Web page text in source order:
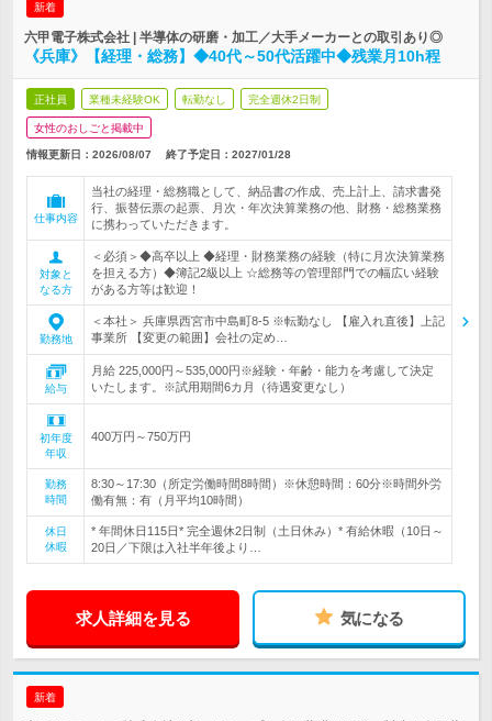
新着
六甲電子株式会社 | 半導体の研磨・加工／大手メーカーとの取引あり◎
《兵庫》【経理・総務】◆40代～50代活躍中◆残業月10h程
正社員 業種未経験OK 転勤なし 完全週休2日制
女性のおしごと掲載中
情報更新日：2026/08/07 終了予定日： 2027/01/28
仕事内容
当社の経理・総務職として、納品書の作成、売上計上、請求書発
行、振替伝票の起票、月次・年次決算業務の他、財務・総務業務
に携わっていただきます。
対象と
なる方
＜必須＞◆高卒以上 ◆経理・財務業務の経験（特に月次決算業務
を担える方）◆簿記2級以上 ☆総務等の管理部門での幅広い経験
がある方等は歓迎！
勤務地
＜本社＞ 兵庫県西宮市中島町8-5 ※転勤なし 【雇入れ直後】上記
事業所 【変更の範囲】会社の定め…
給与
月給 225,000円～535,000円※経験・年齢・能力を考慮して決定
いたします。※試用期間6カ月（待遇変更なし）
初年度
年収
400万円～750万円
勤務
時間
8:30～17:30（所定労働時間8時間）※休憩時間：60分※時間外労
働有無：有（月平均10時間）
休日
休暇
* 年間休日115日* 完全週休2日制（土日休み）* 有給休暇（10日～
20日／下限は入社半年後より…
求人詳細を見る 気になる
新着